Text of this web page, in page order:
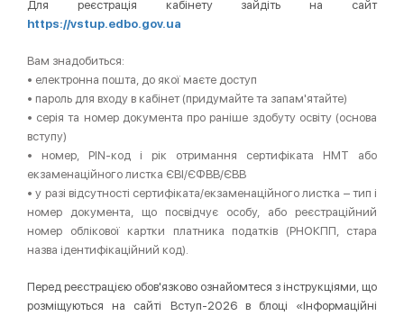
Для реєстрація кабінету зайдіть на сайт
https://vstup.edbo.gov.ua
Вам знадобиться:
• електронна пошта, до якої маєте доступ
• пароль для входу в кабінет (придумайте та запам'ятайте)
• серія та номер документа про раніше здобуту освіту (основа
вступу)
• номер, PIN-код і рік отримання сертифіката НМТ або
екзаменаційного листка ЄВІ/ЄФВВ/ЄВВ
• у разі відсутності сертифіката/екзаменаційного листка – тип і
номер документа, що посвідчує особу, або реєстраційний
номер облікової картки платника податків (РНОКПП, стара
назва ідентифікаційний код).
Перед реєстрацією обов'язково ознайомтеся з інструкціями, що
розміщуються на сайті Вступ-2026 в блоці «Інформаційні